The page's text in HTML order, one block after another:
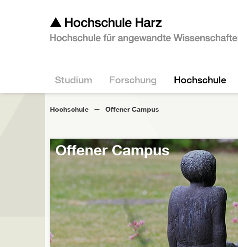
Studium Forschung Hochschule
Hochschule Offener Campus
Offener Campus